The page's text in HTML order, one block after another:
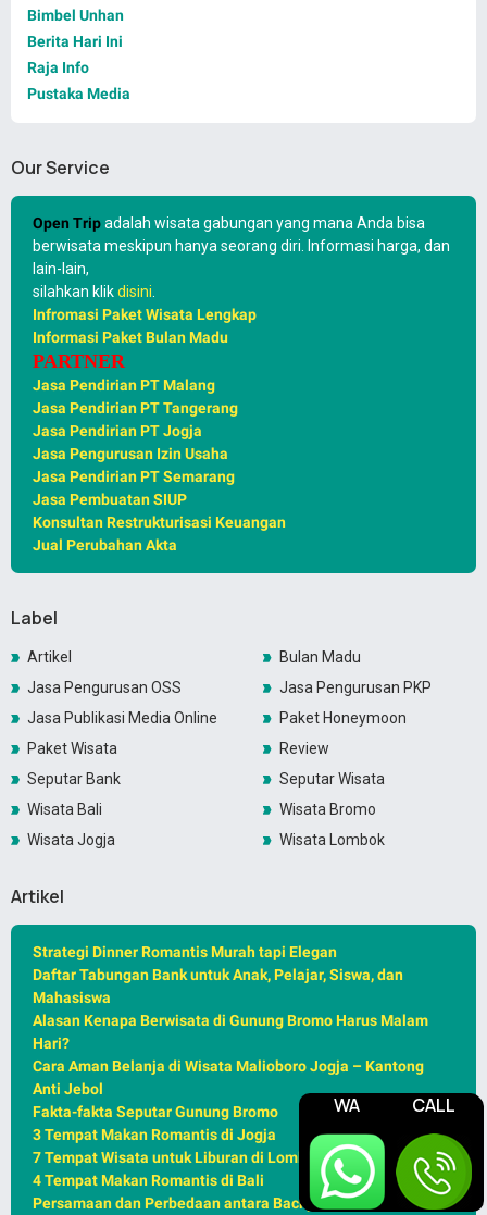
WA CALL
Bimbel Unhan
Berita Hari Ini
Raja Info
Pustaka Media
Our Service
Open Tripadalah wisata gabungan yang mana Anda bisa
berwisata meskipun hanya seorang diri. Informasi harga, dan
lain-lain,
silahkan klikdisini.
Infromasi Paket Wisata Lengkap
Informasi Paket Bulan Madu
PARTNER
Jasa Pendirian PT Malang
Jasa Pendirian PT Tangerang
Jasa Pendirian PT Jogja
Jasa Pengurusan Izin Usaha
Jasa Pendirian PT Semarang
Jasa Pembuatan SIUP
Konsultan Restrukturisasi Keuangan
Jual Perubahan Akta
Label
Artikel
Bulan Madu
Jasa Pengurusan OSS
Jasa Pengurusan PKP
Jasa Publikasi Media Online
Paket Honeymoon
Paket Wisata
Review
Seputar Bank
Seputar Wisata
Wisata Bali
Wisata Bromo
Wisata Jogja
Wisata Lombok
Artikel
Strategi Dinner Romantis Murah tapi Elegan
Daftar Tabungan Bank untuk Anak, Pelajar, Siswa, dan
Mahasiswa
Alasan Kenapa Berwisata di Gunung Bromo Harus Malam
Hari?
Cara Aman Belanja di Wisata Malioboro Jogja – Kantong
Anti Jebol
Fakta-fakta Seputar Gunung Bromo
3 Tempat Makan Romantis di Jogja
7 Tempat Wisata untuk Liburan di Lombok
4 Tempat Makan Romantis di Bali
Persamaan dan Perbedaan antara Backpacker, Traveller,